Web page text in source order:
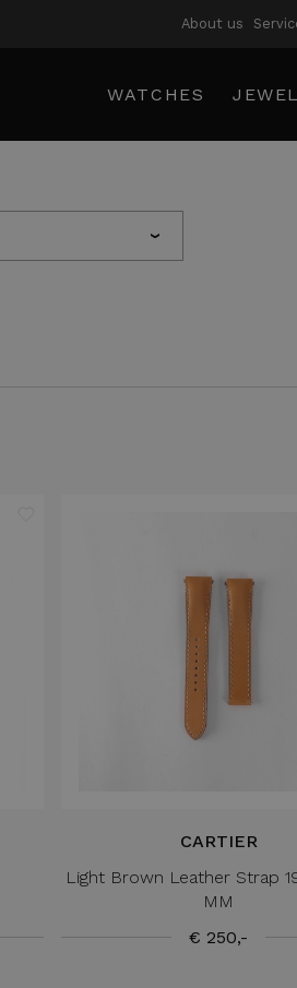
About us
WATCHES
›
CARTIER
Light Brown Leather Strap
MM
€ 250,-